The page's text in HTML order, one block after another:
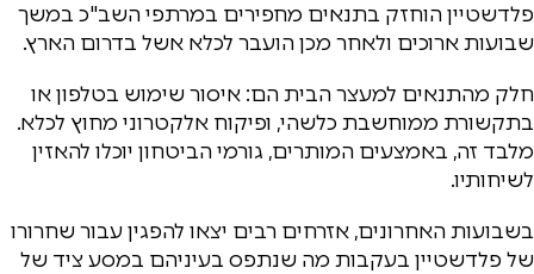
פלדשטיין הוחזק בתנאים מחפירים במרתפי השב"כ במשך
שבועות ארוכים ולאחר מכן הועבר לכלא אשל בדרום הארץ.
חלק מהתנאים למעצר הבית הם: איסור שימוש בטלפון או
בתקשורת ממוחשבת כלשהי, ופיקוח אלקטרוני מחוץ לכלא.
מלבד זה, באמצעים המותרים, גורמי הביטחון יוכלו להאזין
לשיחותיו.
בשבועות האחרונים, אזרחים רבים יצאו להפגין עבור שחרורו
של פלדשטיין בעקבות מה שנתפס בעיניהם במסע ציד של